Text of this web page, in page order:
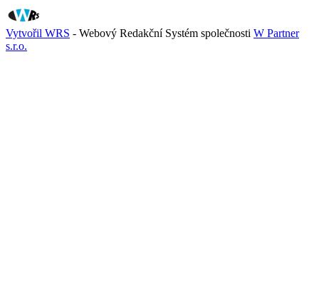
Vytvořil WRS - Webový Redakční Systém společnosti W Partner
s.r.o.